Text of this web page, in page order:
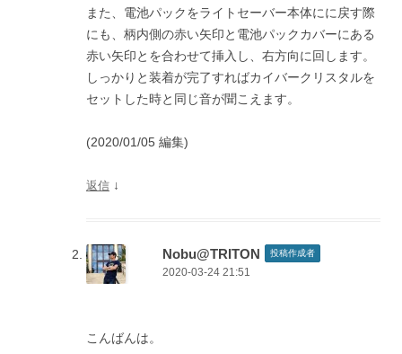
また、電池パックをライトセーバー本体にに戻す際
にも、柄内側の赤い矢印と電池パックカバーにある
赤い矢印とを合わせて挿入し、右方向に回します。
しっかりと装着が完了すればカイバークリスタルを
セットした時と同じ音が聞こえます。
(2020/01/05 編集)
返信 ↓
Nobu@TRITON 投稿作成者
2020-03-24 21:51
こんばんは。